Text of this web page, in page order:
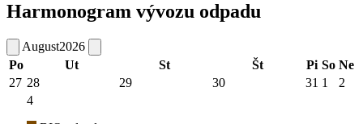
Harmonogram vývozu odpadu
August2026
Po
Ut St Št Pi So Ne
27 28 29 30 31 1
2
4